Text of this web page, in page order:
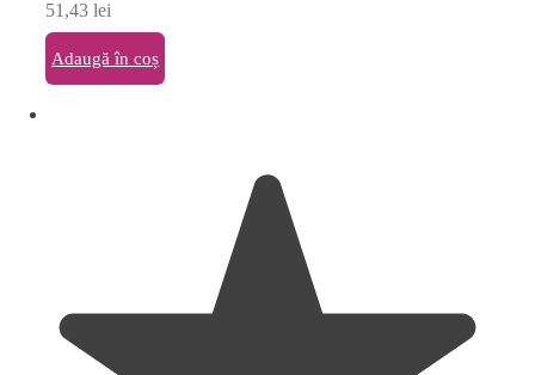
51,43lei
Adaugă în coș